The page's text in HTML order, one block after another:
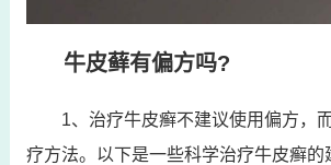
牛皮藓有偏方吗?
1、治疗牛皮癣不建议使用偏方，
疗方法。以下是一些科学治疗牛皮癣的